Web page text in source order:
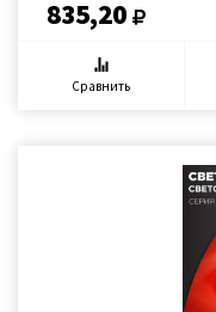
835,20
Сравнить